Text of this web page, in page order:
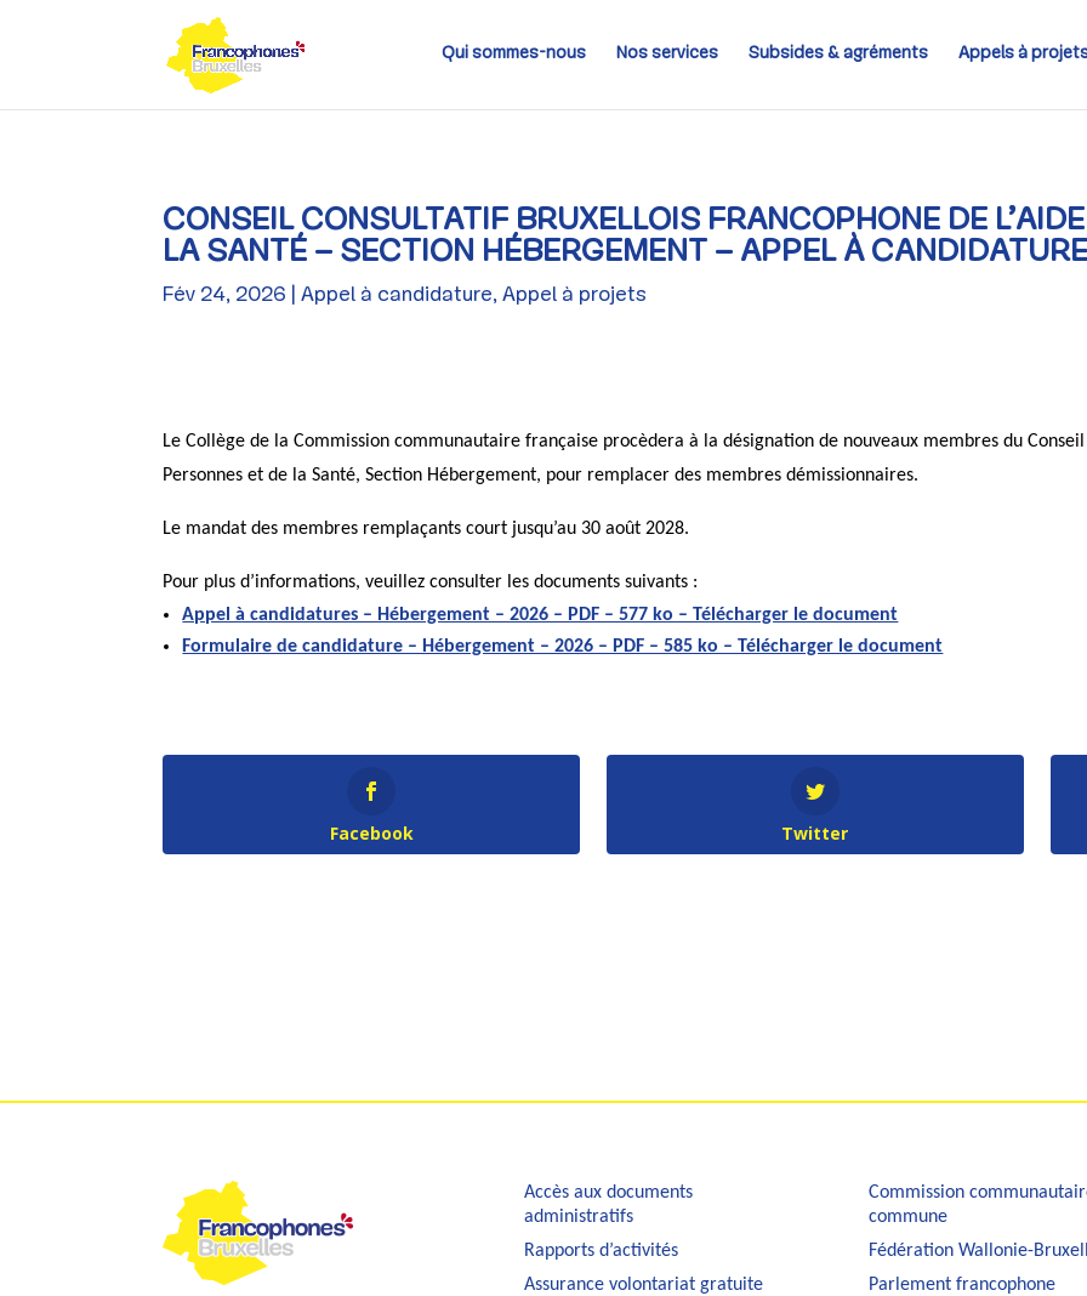
Qui sommes-nous Nos services Subsides & agréments Appels à
CONSEIL CONSULTATIF BRUXELLOIS FRANCOPHONE DE
LA SANTÉ – SECTION HÉBERGEMENT – APPEL À CANDIDATURE
Fév 24, 2026 Appel à candidature,Appel à projets
Le Collège de la Commission communautaire française procèdera à la désignation de nouveaux membres du
Personnes et de la Santé, Section Hébergement, pour remplacer des membres démissionnaires.
Le mandat des membres remplaçants court jusqu’au 30 août 2028.
Pour plus d’informations, veuillez consulter les documents suivants :
Appel à candidatures – Hébergement – 2026 – PDF – 577 ko – Télécharger le document
Formulaire de candidature – Hébergement – 2026 – PDF – 585 ko – Télécharger le document
Facebook Twitter
Accès aux documents
administratifs
Rapports d’activités
Assurance volontariat gratuite
Commission
commune
Fédération Wallonie-
Parlement francophone